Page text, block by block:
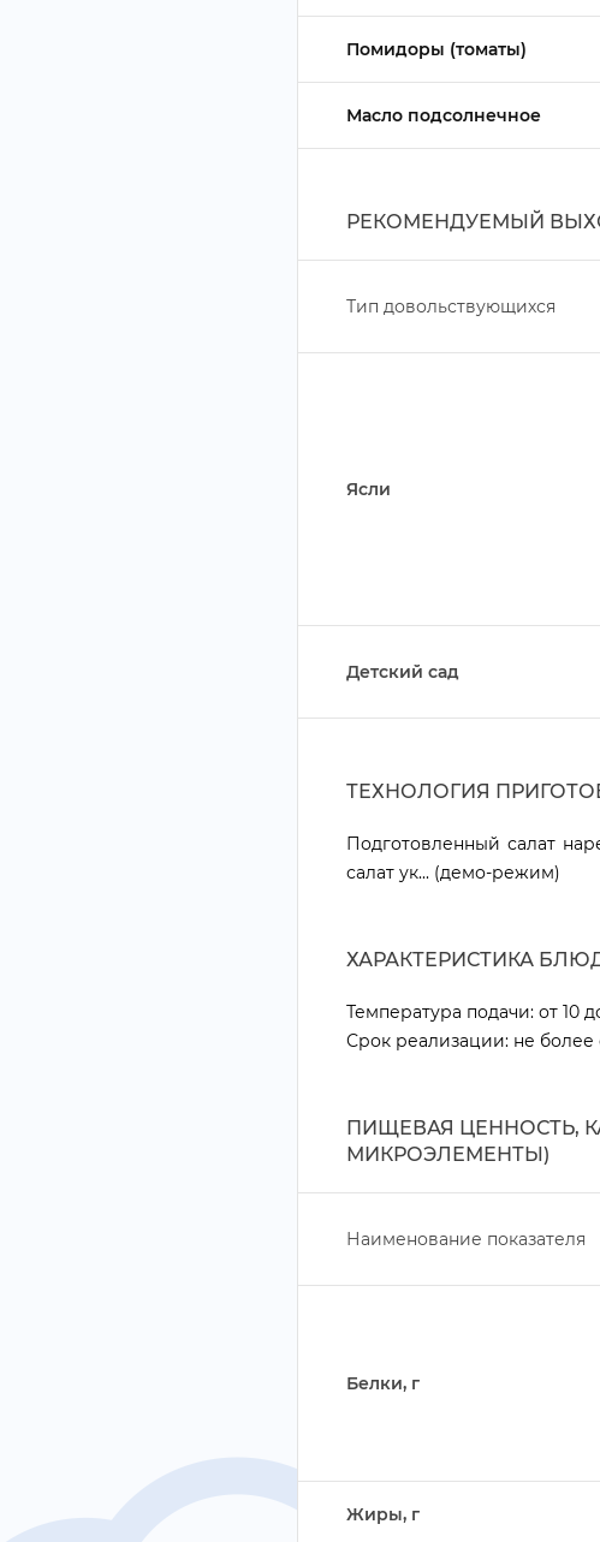
Помидоры (томаты)
Масло подсолнечное
РЕКОМЕНДУЕМЫЙ
Тип довольствующихся
Ясли
Детский сад
ТЕХНОЛОГИЯ
Подготовленный салат
салат ук... (демо-режим)
ХАРАКТЕРИСТИКА
Температура подачи: от 10
Срок реализации: не более
ПИЩЕВАЯ ЦЕННОСТЬ,
МИКРОЭЛЕМЕНТЫ)
Наименование показателя
Белки,
Жиры,